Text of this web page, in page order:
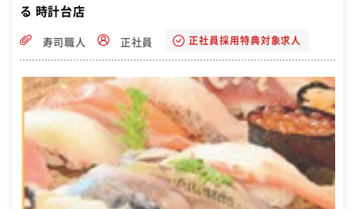
る 時計台店
寿司職人 正社員 正社員採用特典対象求人